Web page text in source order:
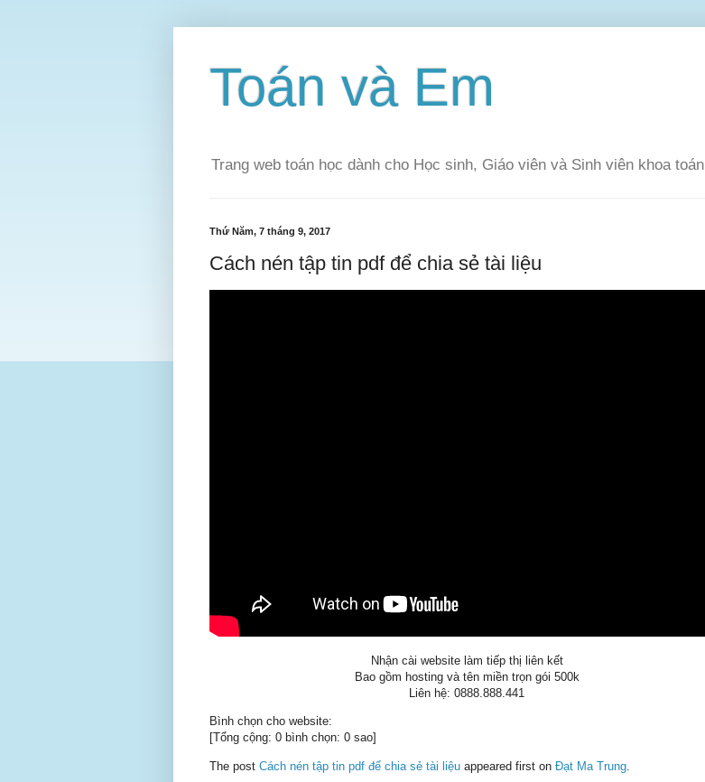
Toán và Em
Trang web toán học dành cho Học sinh, Giáo viên và Sinh viên khoa toán
Thứ Năm, 7 tháng 9, 2017
Cách nén tập tin pdf để chia sẻ tài liệu
Nhận cài website làm tiếp thị liên kết
Bao gồm hosting và tên miền trọn gói 500k
Liên hệ: 0888.888.441
Bình chọn cho website:
[Tổng cộng: 0 bình chọn: 0 sao]
The post Cách nén tập tin pdf để chia sẻ tài liệu appeared first on Đạt Ma Trung